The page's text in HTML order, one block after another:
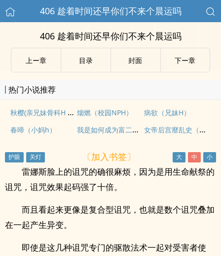
406 趁着时间还早你们不来个晨运吗
406 趁着时间还早你们不来个晨运吗
上ー章 目录 封面 下ー章
热门小说推荐
秋樱(亲兄妹骨科H 1V1) 烟燃（校园NPH）
病欲（兄妹H）
春啼（小妈h）
我是如何成为富二代的玩物的（SM） 女帝后宫靡乱史（NPH 高H）
〔加入书签〕
雷娜斯脸上的诅咒的确很麻烦，因为是用生命献祭的
诅咒，诅咒效果起码强了十倍。
而且看起来更像是复合型诅咒，也就是数个诅咒叠加
在一起产生异变。
即使是这几种诅咒专门的驱散法术一起对受害者使